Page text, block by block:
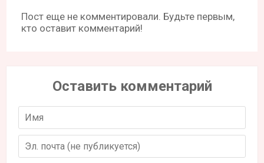
Пост еще не комментировали. Будьте первым,
кто оставит комментарий!
Оставить комментарий